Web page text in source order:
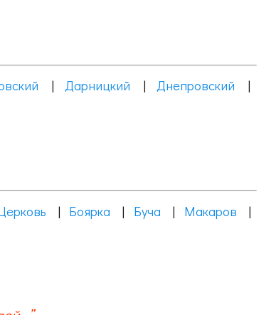
|Дарницкий |Днепровский |
| Боярка | Буча | Макаров |